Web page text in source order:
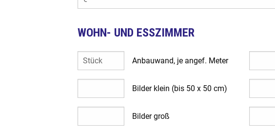
WOHN- UND ESSZIMMER
Anbauwand, je angef. Meter
Bilder klein (bis 50 x 50 cm)
Bilder groß